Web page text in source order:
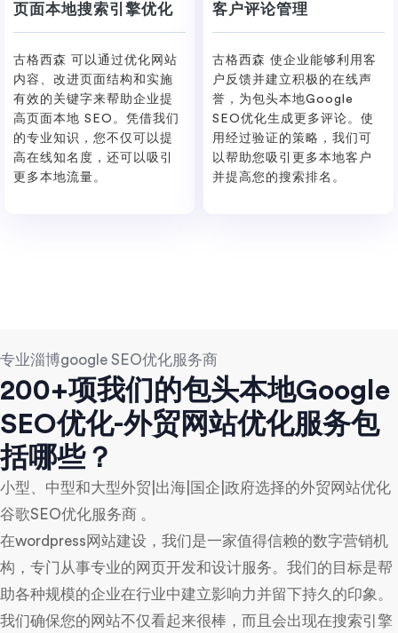
页面本地搜索引擎优化
古格西森 可以通过优化网站
内容、改进页面结构和实施
有效的关键字来帮助企业提
高页面本地 SEO。凭借我们
的专业知识，您不仅可以提
高在线知名度，还可以吸引
更多本地流量。
客户评论管理
古格西森 使企业能够利用客
户反馈并建立积极的在线声
誉，为包头本地Google
SEO优化生成更多评论。使
用经过验证的策略，我们可
以帮助您吸引更多本地客户
并提高您的搜索排名。
专业淄博google SEO优化服务商
200+项我们的包头本地Google
SEO优化-外贸网站优化服务包
括哪些？
小型、中型和大型外贸|出海|国企|政府选择的外贸网站优化
谷歌SEO优化服务商 。
在wordpress网站建设，我们是一家值得信赖的数字营销机
构，专门从事专业的网页开发和设计服务。我们的目标是帮
助各种规模的企业在行业中建立影响力并留下持久的印象。
我们确保您的网站不仅看起来很棒，而且会出现在搜索引擎